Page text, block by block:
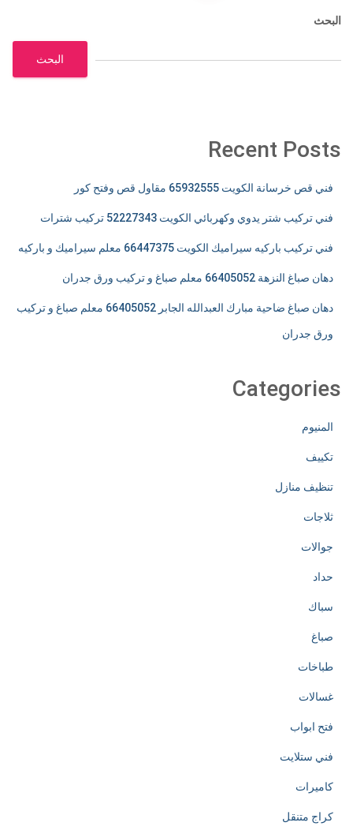
صفحات
البحث
البحث
Recent Posts
فني قص خرسانة الكويت 65932555 مقاول قص وفتح كور
فني تركيب شتر يدوي وكهربائي الكويت 52227343 تركيب شترات
فني تركيب باركيه سيراميك الكويت 66447375 معلم سيراميك و باركيه
دهان صباغ النزهة 66405052 معلم صباغ و تركيب ورق جدران
دهان صباغ ضاحية مبارك العبدالله الجابر 66405052 معلم صباغ و تركيب
ورق جدران
Categories
المنيوم
تكييف
تنظيف منازل
ثلاجات
جوالات
حداد
سباك
صباغ
طباخات
غسالات
فتح ابواب
فني ستلايت
كاميرات
كراج متنقل